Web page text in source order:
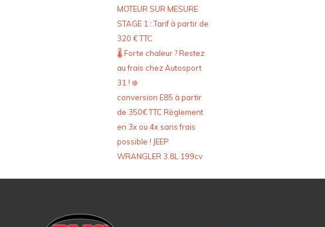
MOTEUR SUR MESURE
STAGE 1 : Tarif à partir de
320 € TTC
🌡️ Forte chaleur ? Restez
au frais chez Autosport
31 ! ❄️
conversion E85 à partir
de 350€ TTC Règlement
en 3x ou 4x sans frais
possible ! JEEP
WRANGLER 3.8L 199cv